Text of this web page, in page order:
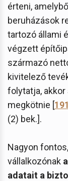
érteni,
beruházások
tartozó állami
végzett
származó
kivitelező
folytatja,
megkötnie [
(2) bek.].
Nagyon
vállalkozónak
adatait a